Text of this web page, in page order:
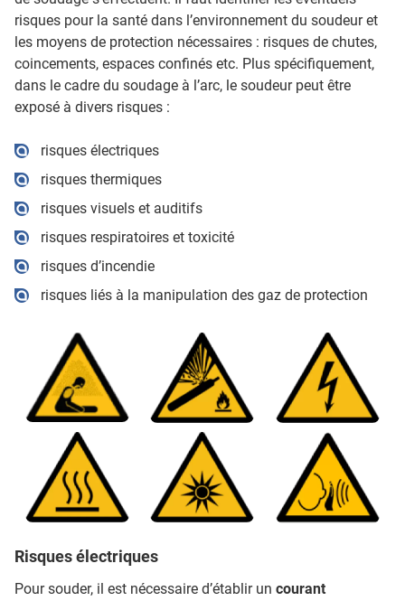
risques pour la santé dans l’environnement du soudeur et
les moyens de protection nécessaires : risques de chutes,
coincements, espaces confinés etc. Plus spécifiquement,
dans le cadre du soudage à l’arc, le soudeur peut être
exposé à divers risques :
risques électriques
risques thermiques
risques visuels et auditifs
risques respiratoires et toxicité
risques d’incendie
risques liés à la manipulation des gaz de protection
Risques électriques
Pour souder, il est nécessaire d’établir un courant